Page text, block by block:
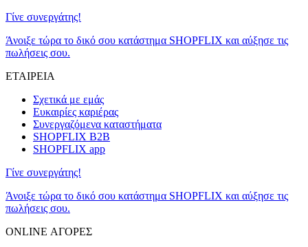
Γίνε συνεργάτης!
Άνοιξε τώρα το δικό σου κατάστημα SHOPFLIX και αύξησε τις
πωλήσεις σου.
ΕΤΑΙΡΕΙΑ
Σχετικά με εμάς
Ευκαιρίες καριέρας
Συνεργαζόμενα καταστήματα
SHOPFLIX B2B
SHOPFLIX app
Γίνε συνεργάτης!
Άνοιξε τώρα το δικό σου κατάστημα SHOPFLIX και αύξησε τις
πωλήσεις σου.
ONLINE ΑΓΟΡΕΣ